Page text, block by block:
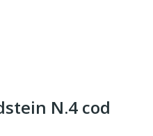
N.4 cod